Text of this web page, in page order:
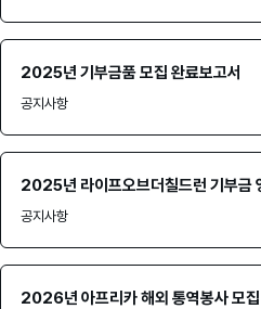
2025년 기부금품 모집 완료보고서
공지사항
2025년 라이프오브더칠드런 기부금
공지사항
2026년 아프리카 해외 통역봉사 모